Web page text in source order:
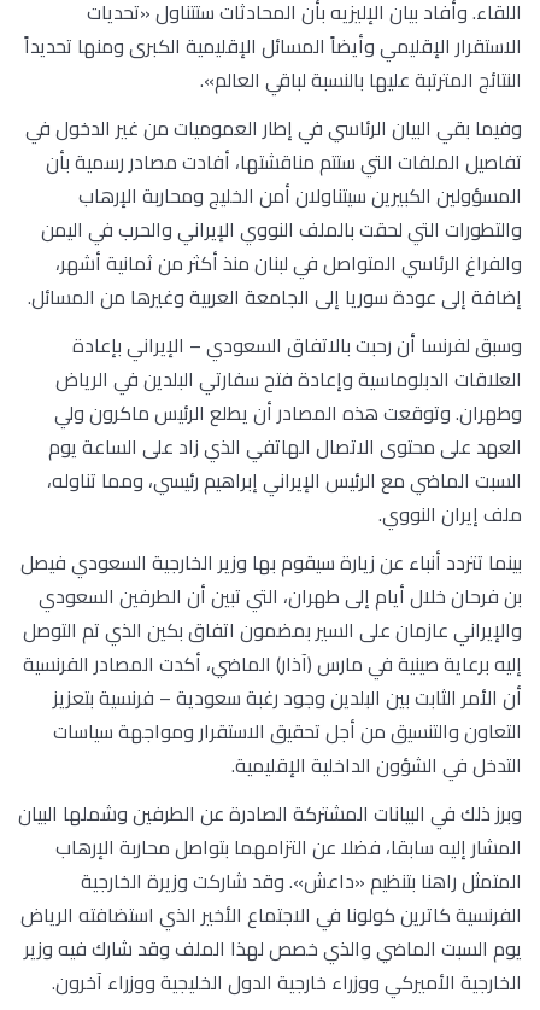
اللقاء. وأفاد بيان الإليزيه بأن المحادثات ستتناول «تحديات
الاستقرار الإقليمي وأيضاً المسائل الإقليمية الكبرى ومنها تحديداً
النتائج المترتبة عليها بالنسبة لباقي العالم».
وفيما بقي البيان الرئاسي في إطار العموميات من غير الدخول في
تفاصيل الملفات التي ستتم مناقشتها، أفادت مصادر رسمية بأن
المسؤولين الكبيرين سيتناولان أمن الخليج ومحاربة الإرهاب
والتطورات التي لحقت بالملف النووي الإيراني والحرب في اليمن
والفراغ الرئاسي المتواصل في لبنان منذ أكثر من ثمانية أشهر،
إضافة إلى عودة سوريا إلى الجامعة العربية وغيرها من المسائل.
وسبق لفرنسا أن رحبت بالاتفاق السعودي – الإيراني بإعادة
العلاقات الدبلوماسية وإعادة فتح سفارتي البلدين في الرياض
وطهران. وتوقعت هذه المصادر أن يطلع الرئيس ماكرون ولي
العهد على محتوى الاتصال الهاتفي الذي زاد على الساعة يوم
السبت الماضي مع الرئيس الإيراني إبراهيم رئيسي، ومما تناوله،
ملف إيران النووي.
بينما تتردد أنباء عن زيارة سيقوم بها وزير الخارجية السعودي فيصل
بن فرحان خلال أيام إلى طهران، التي تبين أن الطرفين السعودي
والإيراني عازمان على السير بمضمون اتفاق بكين الذي تم التوصل
إليه برعاية صينية في مارس (آذار) الماضي، أكدت المصادر الفرنسية
أن الأمر الثابت بين البلدين وجود رغبة سعودية – فرنسية بتعزيز
التعاون والتنسيق من أجل تحقيق الاستقرار ومواجهة سياسات
التدخل في الشؤون الداخلية الإقليمية.
وبرز ذلك في البيانات المشتركة الصادرة عن الطرفين وشملها البيان
المشار إليه سابقا، فضلا عن التزامهما بتواصل محاربة الإرهاب
المتمثل راهنا بتنظيم «داعش». وقد شاركت وزيرة الخارجية
الفرنسية كاترين كولونا في الاجتماع الأخير الذي استضافته الرياض
يوم السبت الماضي والذي خصص لهذا الملف وقد شارك فيه وزير
الخارجية الأميركي ووزراء خارجية الدول الخليجية ووزراء آخرون.